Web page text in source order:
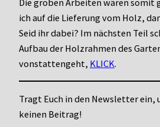
ich auf die Lieferung vom Holz,
Seid ihr dabei? Im nächsten Teil
Aufbau der Holzrahmen des
vonstattengeht, KLICK.
Tragt Euch in den Newsletter ein,
keinen Beitrag!